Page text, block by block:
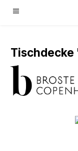
Tischdecke
Bildergalerie